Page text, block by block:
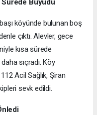
Sürede Büyüdü
köyünde bulunan boş
çıktı. Alevler, gece
kısa sürede
sıçradı. Köy
Acil Sağlık, Şiran
sevk edildi.